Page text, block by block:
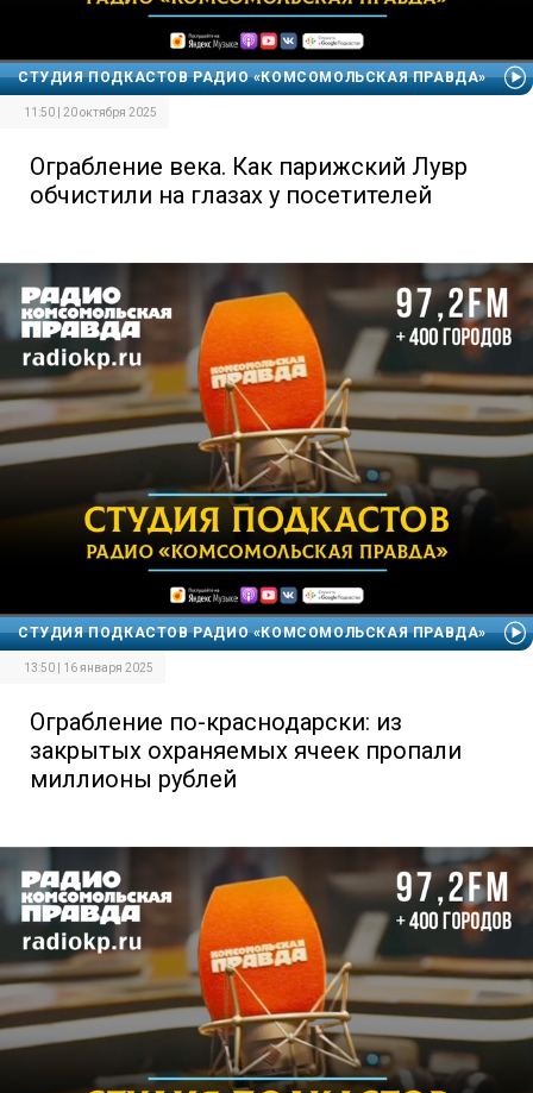
СТУДИЯ ПОДКАСТОВ РАДИО «КОМСОМОЛЬСКАЯ ПРАВДА»
11:50 | 20 октября 2025
Ограбление века. Как парижский Лувр
обчистили на глазах у посетителей
СТУДИЯ ПОДКАСТОВ РАДИО «КОМСОМОЛЬСКАЯ ПРАВДА»
13:50 | 16 января 2025
Ограбление по-краснодарски: из
закрытых охраняемых ячеек пропали
миллионы рублей